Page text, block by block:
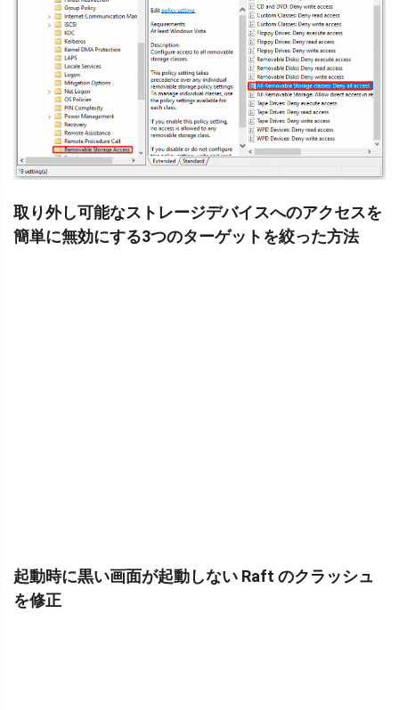
取り外し可能なストレージデバイスへのアクセスを
簡単に無効にする3つのターゲットを絞った方法
起動時に黒い画面が起動しない Raft のクラッシュ
を修正